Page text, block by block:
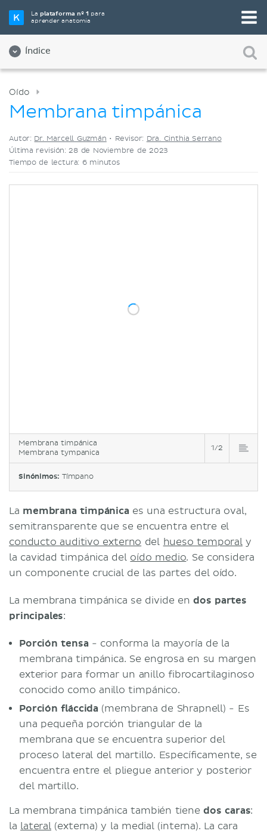
Laplataforma nº 1 para
aprender anatomía
Índice
Elige tu herramienta de estudio favorita
Videos
Oído
Membrana timpánica
Autor: Dr. Marcell Guzmán • Revisor: Dra. Cinthia Serrano
Última revisión: 28 de Noviembre de 2023
Tiempo de lectura: 6 minutos
Membrana timpánica
Membrana tympanica
1/2
Sinónimos: Tímpano
La membrana timpánica es una estructura oval,
semitransparente que se encuentra entre el
conducto auditivo externo del hueso temporaly
la cavidad timpánica del oído medio. Se considera
un componente crucial de las partes del oído.
La membrana timpánica se divide en dos partes
principales:
Porción tensa - conforma la mayoría de la
membrana timpánica. Se engrosa en su margen
exterior para formar un anillo fibrocartilaginoso
conocido como anillo timpánico.
Porción fláccida (membrana de Shrapnell) - Es
una pequeña porción triangular de la
membrana que se encuentra superior del
proceso lateral del martillo. Específicamente, se
encuentra entre el pliegue anterior y posterior
del martillo.
La membrana timpánica también tienedos caras:
la lateral (externa) y la medial (interna). La cara